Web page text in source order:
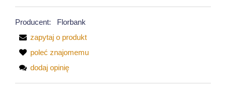
Producent:
Florbank
zapytaj o produkt
poleć znajomemu
dodaj opinię